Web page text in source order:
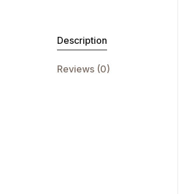
Description
Reviews (0)